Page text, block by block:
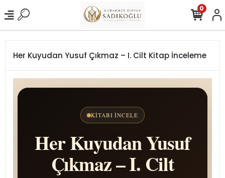
0
Her Kuyudan Yusuf Çıkmaz – I. Cilt Kitap İnceleme
KITABI İNCELE
Her Kuyudan Yusuf
Çıkmaz – I. Cilt